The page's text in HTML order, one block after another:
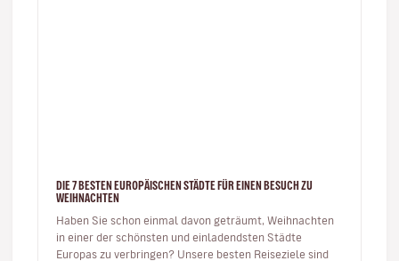
DIE 7 BESTEN EUROPÄISCHEN STÄDTE FÜR EINEN BESUCH ZU
WEIHNACHTEN
Haben Sie schon einmal davon geträumt, Weihnachten
in einer der schönsten und einladendsten Städte
Europas zu verbringen? Unsere besten Reiseziele sind